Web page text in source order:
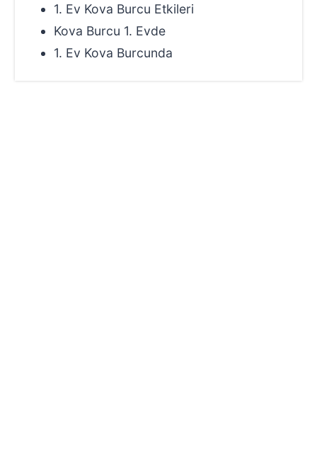
1. Ev Kova Burcu Etkileri
Kova Burcu 1. Evde
1. Ev Kova Burcunda